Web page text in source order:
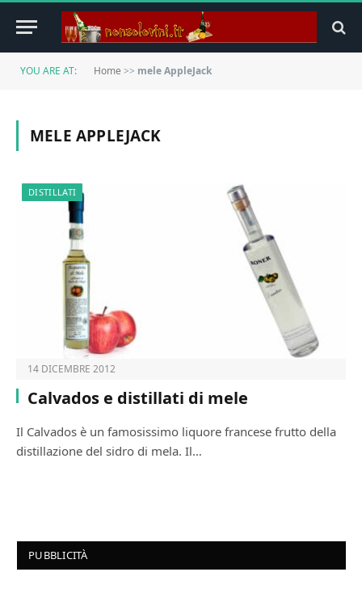
YOU ARE AT: Home >> mele AppleJack
MELE APPLEJACK
DISTILLATI
14 DICEMBRE 2012
Calvados e distillati di mele
Il Calvados è un famosissimo liquore francese frutto della
distillazione del sidro di mela. Il…
PUBBLICITÀ